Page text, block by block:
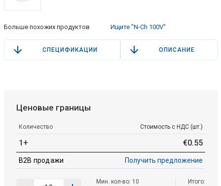
Больше похожих продуктов Ищите "N-Ch 100V"
СПЕЦИФИКАЦИИ ОПИСАНИЕ
Ценовые границы
Количество Стоимость с НДС (шт.)
1+ €0.55
B2B продажи Получить предложение
Мин. кол-во: 10
Итого: